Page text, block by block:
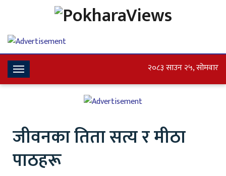
Toggle
Navigation
२०८३ साउन २५, सोमवार
जीवनका तिता सत्य र मीठा
पाठहरू